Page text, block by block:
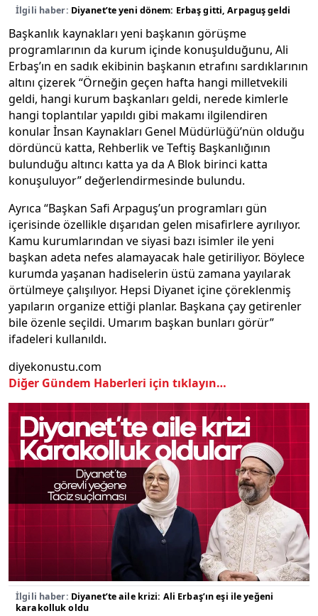
İlgili haber: Diyanet’te yeni dönem: Erbaş gitti, Arpaguş geldi
Başkanlık kaynakları yeni başkanın görüşme
programlarının da kurum içinde konuşulduğunu, Ali
Erbaş’ın en sadık ekibinin başkanın etrafını sardıklarının
altını çizerek “Örneğin geçen hafta hangi milletvekili
geldi, hangi kurum başkanları geldi, nerede kimlerle
hangi toplantılar yapıldı gibi makamı ilgilendiren
konular İnsan Kaynakları Genel Müdürlüğü’nün olduğu
dördüncü katta, Rehberlik ve Teftiş Başkanlığının
bulunduğu altıncı katta ya da A Blok birinci katta
konuşuluyor” değerlendirmesinde bulundu.
Ayrıca “Başkan Safi Arpaguş’un programları gün
içerisinde özellikle dışarıdan gelen misafirlere ayrılıyor.
Kamu kurumlarından ve siyasi bazı isimler ile yeni
başkan adeta nefes alamayacak hale getiriliyor. Böylece
kurumda yaşanan hadiselerin üstü zamana yayılarak
örtülmeye çalışılıyor. Hepsi Diyanet içine çöreklenmiş
yapıların organize ettiği planlar. Başkana çay getirenler
bile özenle seçildi. Umarım başkan bunları görür”
ifadeleri kullanıldı.
diyekonustu.com
Diğer Gündem Haberleri için tıklayın…
İlgili haber: Diyanet’te aile krizi: Ali Erbaş’ın eşi ile yeğeni
karakolluk oldu